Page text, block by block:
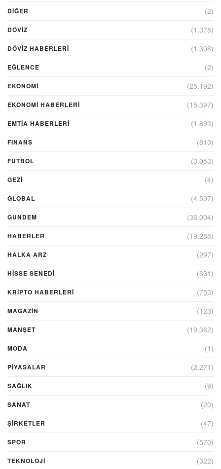
DIĞER (2)
DÖVİZ (1.378)
DÖVIZ HABERLERI (1.308)
EĞLENCE (2)
EKONOMİ (25.192)
EKONOMI HABERLERI (15.397)
EMTIA HABERLERI (1.893)
FINANS (810)
FUTBOL (3.053)
GEZI (4)
GLOBAL (4.597)
GUNDEM (36.004)
HABERLER (19.288)
HALKA ARZ (297)
HİSSE SENEDİ (631)
KRIPTO HABERLERI (753)
MAGAZİN (123)
MANŞET (19.362)
MODA (1)
PİYASALAR (2.271)
SAĞLIK (9)
SANAT (20)
ŞIRKETLER (47)
SPOR (570)
TEKNOLOJİ (322)